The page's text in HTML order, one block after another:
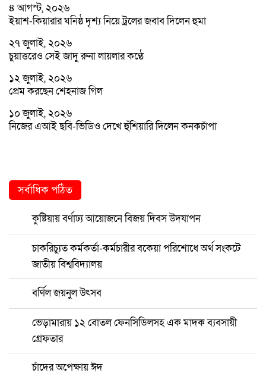
৪ আগস্ট, ২০২৬
ইয়াশ-কিয়ারার ঘনিষ্ঠ দৃশ্য নিয়ে ট্রলের জবাব দিলেন হুমা
২৭ জুলাই, ২০২৬
চুয়াত্তরেও সেই জাদু রুনা লায়লার কণ্ঠে
১২ জুলাই, ২০২৬
প্রেম করছেন শেহনাজ গিল
১০ জুলাই, ২০২৬
নিজের এআই ছবি-ভিডিও দেখে হুঁশিয়ারি দিলেন কনকচাঁপা
সর্বাধিক পঠিত
কুষ্টিয়ায় বর্ণাঢ্য আয়োজনে বিজয় দিবস উদযাপন
চাকরিচ্যুত কর্মকর্তা-কর্মচারীর বকেয়া পরিশোধে অর্থ সংকটে
জাতীয় বিশ্ববিদ্যালয়
বর্ণিল জয়নুল উৎসব
ভেড়ামারায় ১২ বোতল ফেনসিডিলসহ এক মাদক ব্যবসায়ী
গ্রেফতার
চাঁদের অপেক্ষায় ঈদ